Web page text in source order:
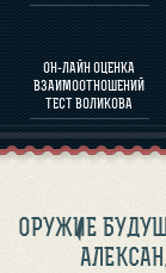
ОН-ЛАЙН ОЦЕНКА
ВЗАИМООТНОШЕНИЙ
ТЕСТ ВОЛИКОВА
ОЦЕНКА
ОРУЖИЕ